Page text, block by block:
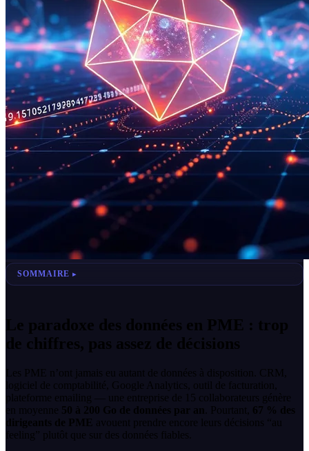
SOMMAIRE
Le paradoxe des données en PME : trop
de chiffres, pas assez de décisions
Les PME n’ont jamais eu autant de données à disposition. CRM,
logiciel de comptabilité, Google Analytics, outil de facturation,
plateforme emailing — une entreprise de 15 collaborateurs génère
en moyenne 50 à 200 Go de données par an . Pourtant, 67 % des
dirigeants de PME avouent prendre encore leurs décisions “au
feeling” plutôt que sur des données fiables.